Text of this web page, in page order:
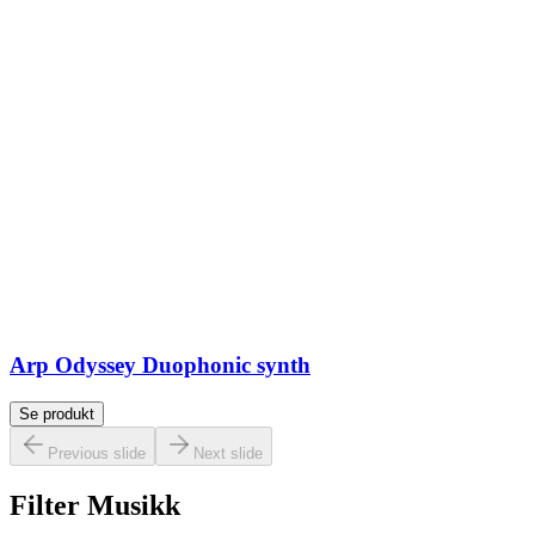
Arp Odyssey Duophonic synth
Se produkt
Previous slide Next slide
Filter Musikk